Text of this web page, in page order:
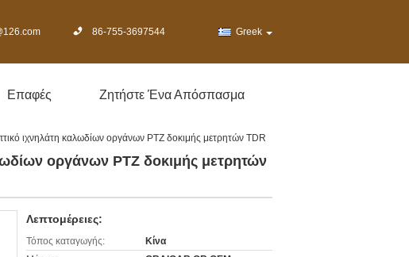
86-755-3697544 Greek
Επαφές Ζητήστε Ένα Απόσπασμα
ιχνηλάτη καλωδίων οργάνων PTZ δοκιμής μετρητών TDR
οργάνων PTZ δοκιμής μετρητών
Λεπτομέρειες:
Τόπος καταγωγής:
Κίνα